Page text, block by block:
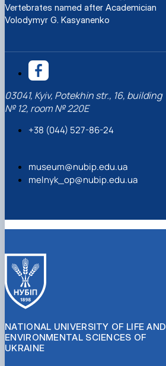
Vertebrates named after Academician
Volodymyr G. Kasyanenko
03041, Kyiv, Potekhin str., 16, building
№ 12, room № 220Е
+38 (044) 527-86-24
museum@nubip.edu.ua
melnyk_op@nubip.edu.ua
NATIONAL UNIVERSITY OF LIFE AND
ENVIRONMENTAL SCIENCES OF
UKRAINE